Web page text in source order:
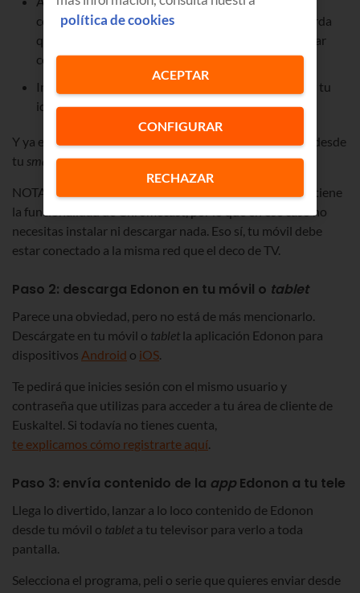
configuración. Ya lo verás en el proceso, pero recuerda
que el Chromecast y el móvil o
tienen que estar
conectados a la misma WiFi.
Inicia sesión con tu cuenta de Google, para verificar tu
identidad.
Y ya estaría listo para que empieces a enviar contenido desde
tu smartphoneal televisor.
NOTA: en el deco de TV que instalamos en Euskaltel ya tiene
la funcionalidad de Chromecast, por lo que en ese caso no
necesitas instalar ni descargar nada. Eso sí, tu móvil debe
estar conectado a la misma red que el deco de TV.
Paso 2: descarga Edonon en tu móvil o tablet
Parece una obviedad, pero no está de más mencionarlo.
Descárgate en tu móvil o tablet la aplicación Edonon para
dispositivos Android o iOS.
Te pedirá que inicies sesión con el mismo usuario y
contraseña que utilizas para acceder a tu área de cliente de
Euskaltel. Si todavía no tienes cuenta,
te explicamos cómo registrarte aquí.
Paso 3: envía contenido de la app Edonon a tu tele
Llega lo divertido, lanzar a lo loco contenido de Edonon
desde tu móvil o tablet a tu televisor para verlo a toda
pantalla.
Selecciona el programa, peli o serie que quieres enviar desde
política de cookies
CONFIGURAR
RECHAZAR
ACEPTAR